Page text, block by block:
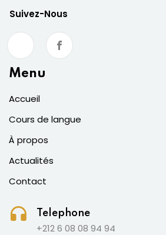
Suivez-Nous
Menu
Accueil
Cours de langue
À propos
Actualités
Contact
Telephone
+212 6 08 08 94 94